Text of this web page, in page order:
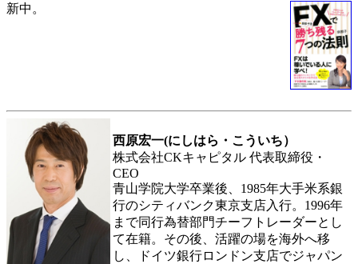
新中。
西原宏一(にしはら・こういち）
株式会社CKキャピタル 代表取締役・
CEO
青山学院大学卒業後、1985年大手米系銀
行のシティバンク東京支店入行。1996年
まで同行為替部門チーフトレーダーとし
て在籍。その後、活躍の場を海外へ移
し、ドイツ銀行ロンドン支店でジャパン